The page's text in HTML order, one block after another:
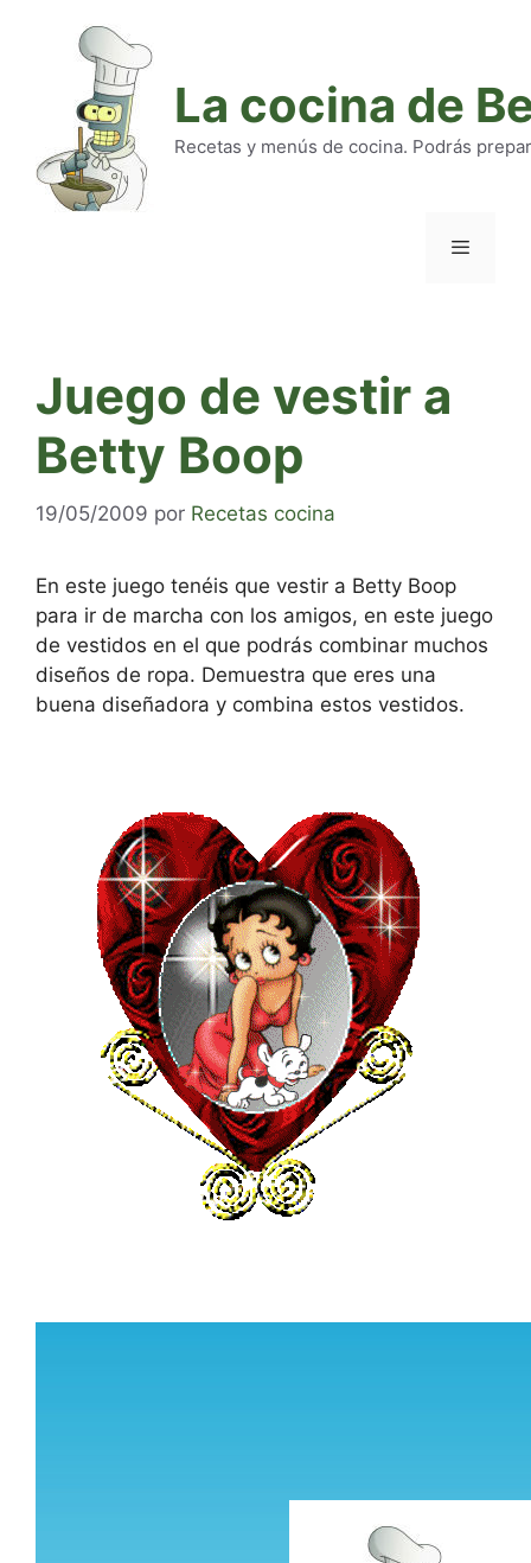
La cocina de
Recetas y menús de cocina. Podrás
Juego de vestir a
Betty Boop
19/05/2009 por Recetas cocina
En este juego tenéis que vestir a Betty Boop
para ir de marcha con los amigos, en este juego
de vestidos en el que podrás combinar muchos
diseños de ropa. Demuestra que eres una
buena diseñadora y combina estos vestidos.